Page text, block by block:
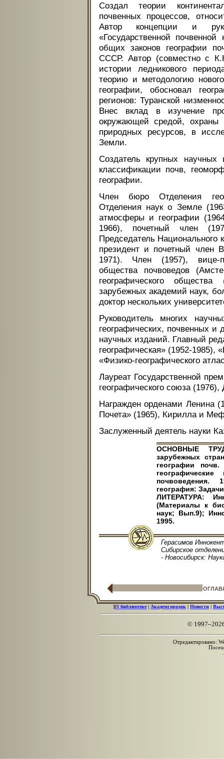
Создал теории
почвенных процессов,
Автор концепции и
«Государственной
общих законов географии
СССР. Автор (совместно с
истории ледникового
теорию и методологию
географии, обосновал
регионов: Туранской
Внес вклад в изучение
окружающей средой, охраны
природных ресурсов, в
Земли.
Создатель крупных
классификации почв,
географии.
Член бюро Отделения
Отделения наук о Земле
атмосферы и географии
1966), почетный член
Председатель Национального
президент и почетный член
1971). Член (1957), вице-
общества почвоведов
географического
зарубежных академий наук,
доктор нескольких
Руководитель многих
географических, почвенных и
научных изданий. Главный
географическая» (1952-1985),
«Физико-географического
Лауреат Государственной
географического союза
Награжден орденами Ленина
Почета» (1965), Кирилла и
Заслуженный деятель науки
ОСНОВНЫЕ
зарубежных
географии
почвоведения.
география:
ЛИТЕРАТУРА:
(Материалы к
наук; Вып.9);
1995.
Герасимов
Сибирское
- Новосибирск:
[О библиотеке|Академгородок|Новости|
©
Отредактировано: